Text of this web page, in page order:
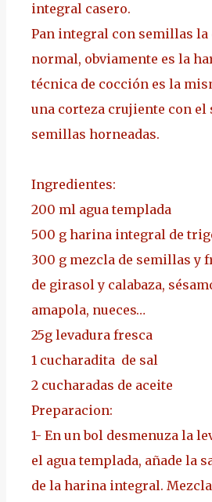
integral casero.
Pan integral con semillas
normal, obviamente es la
técnica de cocción es la
una corteza crujiente con el
semillas horneadas.
Ingredientes:
200 ml agua templada
500 g harina integral de
300 g mezcla de semillas y
de girasol y calabaza,
amapola, nueces…
25g levadura fresca
1 cucharadita de sal
2 cucharadas de aceite
Preparacion:
1- En un bol desmenuza la
el agua templada, añade la
de la harina integral.